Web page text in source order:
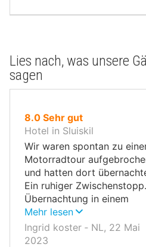
Lies nach, was unsere
sagen
8.0von
10,
Sehr gut
Hotel in Sluiskil
Wir waren spontan zu
Motorradtour
und hatten dort
Ein ruhiger Zwischenstopp.
Übernachtung in einem
ehemaligen Kloster.
Mehr lesen
Ingrid koster ‐ NL, 22 Mai
2023